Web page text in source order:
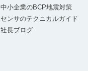
中小企業のBCP地震対策
センサのテクニカルガイド
社長ブログ